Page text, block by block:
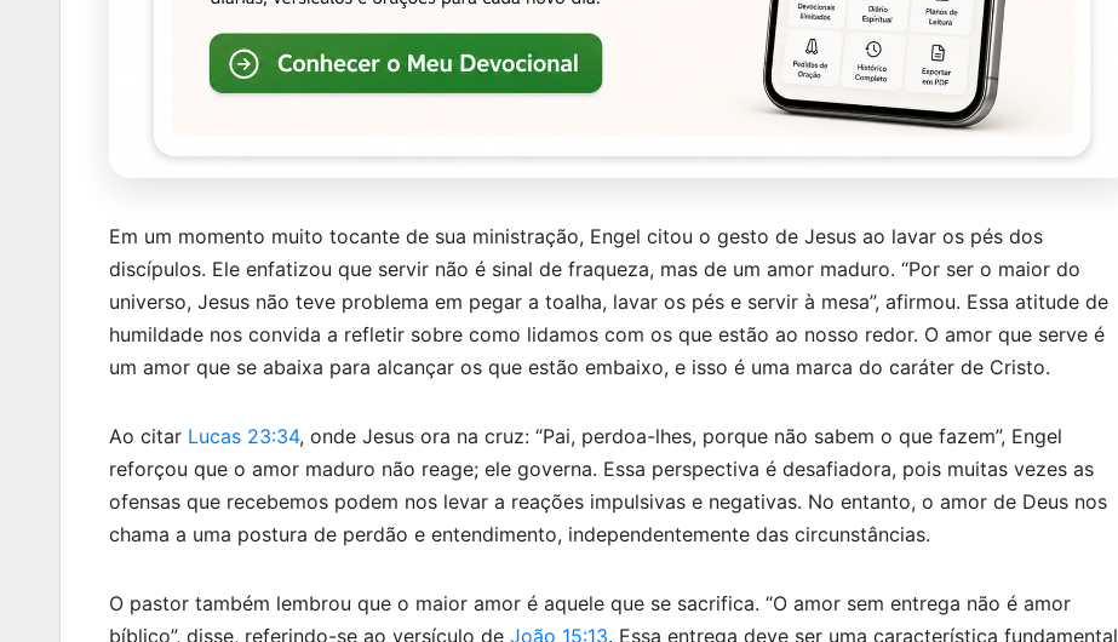
Em um momento muito tocante de sua ministração, Engel citou o gesto de Jesus ao lavar os pés dos
discípulos. Ele enfatizou que servir não é sinal de fraqueza, mas de um amor maduro. “Por ser o maior do
universo, Jesus não teve problema em pegar a toalha, lavar os pés e servir à mesa”, afirmou. Essa atitude de
humildade nos convida a refletir sobre como lidamos com os que estão ao nosso redor. O amor que serve é
um amor que se abaixa para alcançar os que estão embaixo, e isso é uma marca do caráter de Cristo.
Ao citar Lucas 23:34, onde Jesus ora na cruz: “Pai, perdoa-lhes, porque não sabem o que fazem”, Engel
reforçou que o amor maduro não reage; ele governa. Essa perspectiva é desafiadora, pois muitas vezes as
ofensas que recebemos podem nos levar a reações impulsivas e negativas. No entanto, o amor de Deus nos
chama a uma postura de perdão e entendimento, independentemente das circunstâncias.
O pastor também lembrou que o maior amor é aquele que se sacrifica. “O amor sem entrega não é amor
bíblico”, disse, referindo-se ao versículo de João 15:13. Essa entrega deve ser uma característica fundamental